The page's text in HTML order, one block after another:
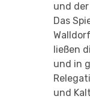
und
Das
ließen
und in
und